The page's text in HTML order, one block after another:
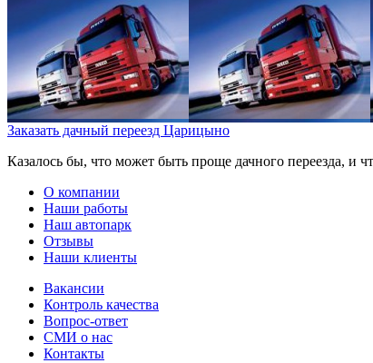
Заказать дачный переезд Царицыно
Казалось бы, что может быть проще дачного переезда, и
О компании
Наши работы
Наш автопарк
Отзывы
Наши клиенты
Вакансии
Контроль качества
Вопрос-ответ
СМИ о нас
Контакты